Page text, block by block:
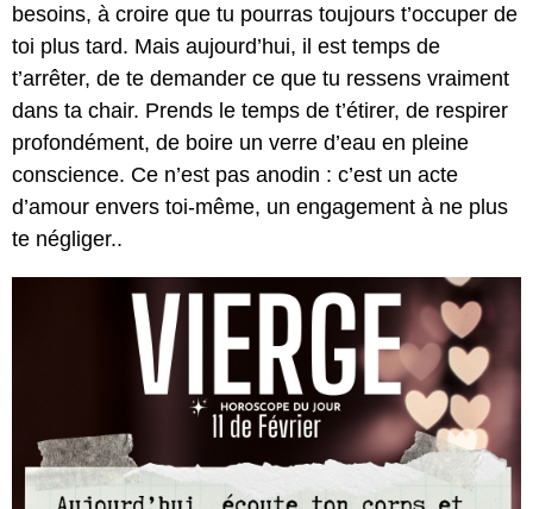
besoins, à croire que tu pourras toujours t’occuper de
toi plus tard. Mais aujourd’hui, il est temps de
t’arrêter, de te demander ce que tu ressens vraiment
dans ta chair. Prends le temps de t’étirer, de respirer
profondément, de boire un verre d’eau en pleine
conscience. Ce n’est pas anodin : c’est un acte
d’amour envers toi-même, un engagement à ne plus
te négliger..